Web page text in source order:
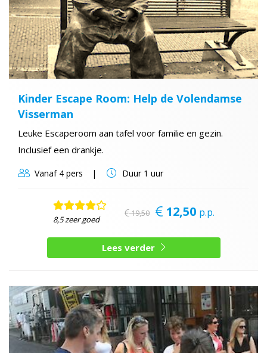
Kinder Escape Room: Help de Volendamse
Visserman
Leuke Escaperoom aan tafel voor familie en gezin.
Inclusief een drankje.
Vanaf4 pers Duur1 uur
8,5 zeer goed
19,50 12,50 p.p.
Lees verder